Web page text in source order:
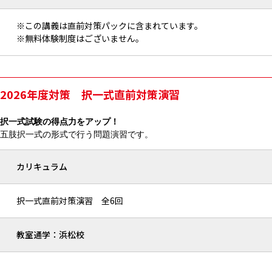
※この講義は直前対策パックに含まれています。
※無料体験制度はございません。
2026年度対策 択一式直前対策演習
択一式試験の得点力をアップ！
五肢択一式の形式で行う問題演習です。
カリキュラム
択一式直前対策演習 全6回
教室通学：浜松校